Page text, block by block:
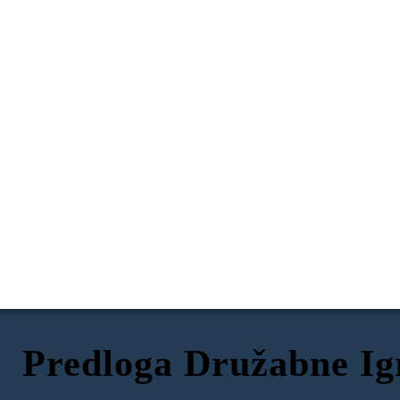
Predloga Družabne